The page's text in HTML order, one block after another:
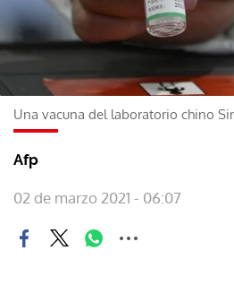
Una vacuna del laboratorio chino
Afp
02 de marzo 2021 - 06:07